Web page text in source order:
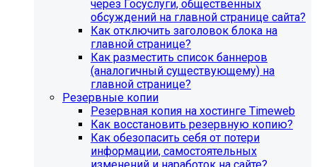
Учебные курсы
через Госуслуги, общественных
обсуждений на главной странице сайта?
Как отключить заголовок блока на
главной странице?
Как разместить список баннеров
(аналогичный существующему) на
главной странице?
Резервные копии
Резервная копия на хостинге Timeweb
Как восстановить резервную копию?
Как обезопасить себя от потери
информации, самостоятельных